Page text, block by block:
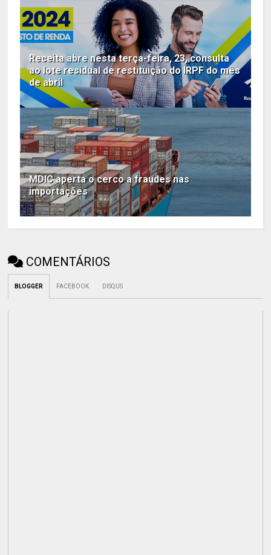
Receita abre nesta terça-feira, 23, consulta
ao lote residual de restituição do IRPF do mês
de abril
MDIC aperta o cerco a fraudes nas
importações
COMENTÁRIOS
BLOGGER FACEBOOK DISQUS